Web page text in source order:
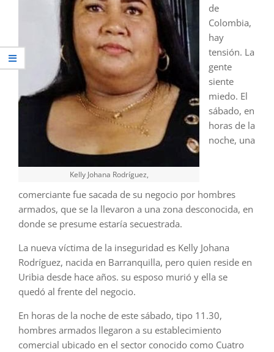
Kelly Johana Rodríguez,
de
Colombia,
hay
tensión. La
gente
siente
miedo. El
sábado, en
horas de la
noche, una
comerciante fue sacada de su negocio por hombres
armados, que se la llevaron a una zona desconocida, en
donde se presume estaría secuestrada.
La nueva víctima de la inseguridad es Kelly Johana
Rodríguez, nacida en Barranquilla, pero quien reside en
Uribia desde hace años. su esposo murió y ella se
quedó al frente del negocio.
En horas de la noche de este sábado, tipo 11.30,
hombres armados llegaron a su establecimiento
comercial ubicado en el sector conocido como Cuatro